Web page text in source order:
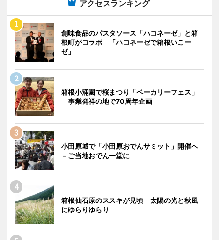
アクセスランキング
創味食品のパスタソース「ハコネーゼ」と箱
根町がコラボ 「ハコネーゼで箱根いこー
ゼ」
箱根小涌園で桜まつり「ベーカリーフェス」
事業発祥の地で70周年企画
小田原城で「小田原おでんサミット」開催へ
－ご当地おでん一堂に
箱根仙石原のススキが見頃 太陽の光と秋風
にゆらりゆらり